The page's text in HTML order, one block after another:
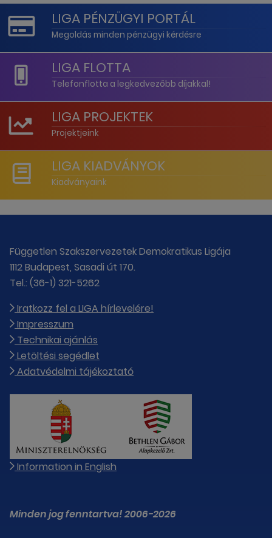
LIGA PÉNZÜGYI PORTÁL
Megoldás minden pénzügyi kérdésre
LIGA FLOTTA
Telefonflotta a legkedvezőbb díjakkal!
LIGA PROJEKTEK
Projektjeink
LIGA KIADVÁNYOK
Kiadványaink
Független Szakszervezetek Demokratikus Ligája
1112 Budapest, Sasadi út 170.
Tel.: (36-1) 321-5262
Iratkozz fel a LIGA hírlevelére!
Impresszum
Technikai ajánlás
Letöltési segédlet
Adatvédelmi tájékoztató
Information in English
Minden jog fenntartva! 2006-2026